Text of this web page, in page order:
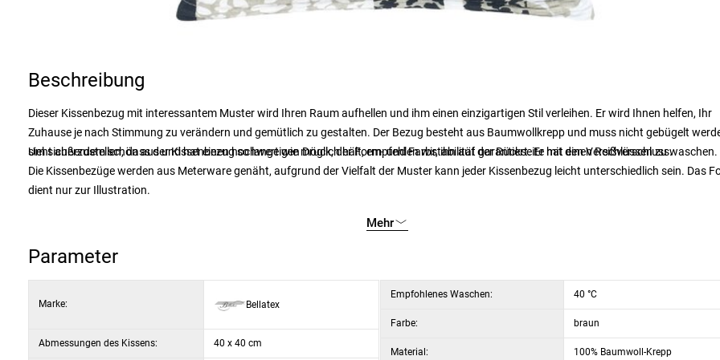
Beschreibung
Dieser Kissenbezug mit interessantem Muster wird Ihren Raum aufhellen und ihm einen einzigartigen Stil verleihen. Er wird Ihnen helfen, Ihr
Zuhause je nach Stimmung zu verändern und gemütlich zu gestalten. Der Bezug besteht aus Baumwollkrepp und muss nicht gebügelt
sieht außerdem schön aus und hat einen hochwertigen Druck, der Form- und Farbstabilität garantiert. Er hat einen Reißverschluss.
Um sicherzustellen, dass der Kissenbezug so lange wie möglich hält, empfehlen wir, ihn auf der Rückseite mit den Verschlüssen zu waschen.
Die Kissenbezüge werden aus Meterware genäht, aufgrund der Vielfalt der Muster kann jeder Kissenbezug leicht unterschiedlich sein. Das
dient nur zur Illustration.
Mehr
Parameter
Marke: Bellatex
Abmessungen des Kissens: 40 x 40 cm
Empfohlenes Waschen: 40 °C
Farbe: braun
Material: 100% Baumwoll-Krepp